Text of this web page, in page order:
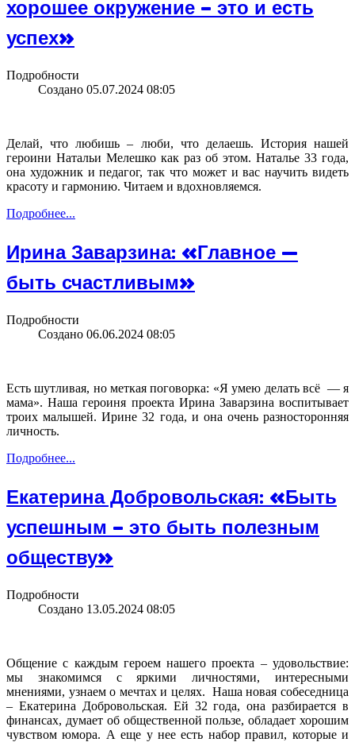
хорошее окружение – это и есть
успех»
Подробности
Создано 05.07.2024 08:05
Делай, что любишь – люби, что делаешь. История нашей
героини Натальи Мелешко как раз об этом. Наталье 33 года,
она художник и педагог, так что может и вас научить видеть
красоту и гармонию. Читаем и вдохновляемся.
Подробнее...
Ирина Заварзина: «Главное —
быть счастливым»
Подробности
Создано 06.06.2024 08:05
Есть шутливая, но меткая поговорка: «Я умею делать всё — я
мама». Наша героиня проекта Ирина Заварзина воспитывает
троих малышей. Ирине 32 года, и она очень разносторонняя
личность.
Подробнее...
Екатерина Добровольская: «Быть
успешным – это быть полезным
обществу»
Подробности
Создано 13.05.2024 08:05
Общение с каждым героем нашего проекта – удовольствие:
мы знакомимся с яркими личностями, интересными
мнениями, узнаем о мечтах и целях. Наша новая собеседница
– Екатерина Добровольская. Ей 32 года, она разбирается в
финансах, думает об общественной пользе, обладает хорошим
чувством юмора. А еще у нее есть набор правил, которые и